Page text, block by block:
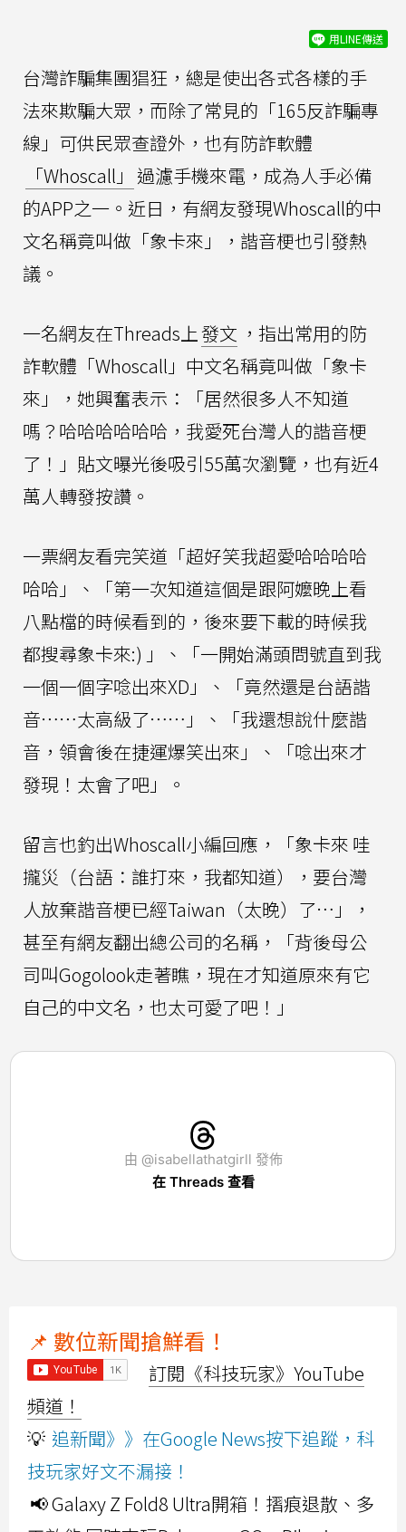
用LINE傳送
台灣詐騙集團猖狂，總是使出各式各樣的手
法來欺騙大眾，而除了常見的「165反詐騙專
線」可供民眾查證外，也有防詐軟體
「Whoscall」 過濾手機來電，成為人手必備
的APP之一。近日，有網友發現Whoscall的中
文名稱竟叫做「象卡來」，諧音梗也引發熱
議。
一名網友在Threads上發文 ，指出常用的防
詐軟體「Whoscall」中文名稱竟叫做「象卡
來」，她興奮表示：「居然很多人不知道
嗎？哈哈哈哈哈哈，我愛死台灣人的諧音梗
了！」貼文曝光後吸引55萬次瀏覽，也有近4
萬人轉發按讚。
一票網友看完笑道「超好笑我超愛哈哈哈哈
哈哈」、「第一次知道這個是跟阿嬤晚上看
八點檔的時候看到的，後來要下載的時候我
都搜尋象卡來:) 」、「一開始滿頭問號直到我
一個一個字唸出來XD」、「竟然還是台語諧
音⋯⋯太高級了⋯⋯」、「我還想說什麼諧
音，領會後在捷運爆笑出來」、「唸出來才
發現！太會了吧」。
留言也釣出Whoscall小編回應，「象卡來 哇
攏災（台語：誰打來，我都知道），要台灣
人放棄諧音梗已經Taiwan（太晚）了…」，
甚至有網友翻出總公司的名稱，「背後母公
司叫Gogolook走著瞧，現在才知道原來有它
自己的中文名，也太可愛了吧！」
由 @isabellathatgirll 發佈
在 Threads 查看
📌 數位新聞搶鮮看！
訂閱《科技玩家》YouTube
頻道！
💡 追新聞》》在Google News按下追蹤，科
技玩家好文不漏接！
📢 Galaxy Z Fold8 Ultra開箱！摺痕退散、多